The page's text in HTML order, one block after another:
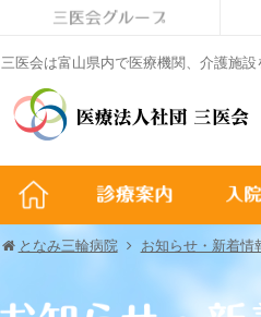
三医会は富山県内で医療機関、介護施設
となみ三輪病院 お知らせ・新着情